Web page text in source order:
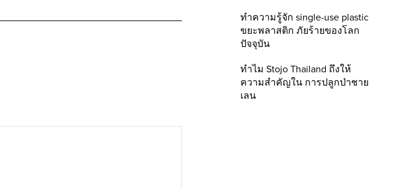
ทำความรู้จัก single-use plastic
ขยะพลาสติก ภัยร้ายของโลก
ปัจจุบัน
ทำไม Stojo Thailand ถึงให้
ความสำคัญใน การปลูกป่าชาย
เลน